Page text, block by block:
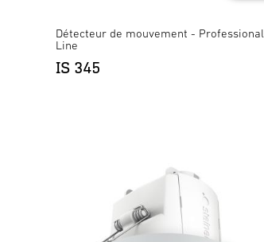
Détecteur de mouvement - Professional
Line
IS 345